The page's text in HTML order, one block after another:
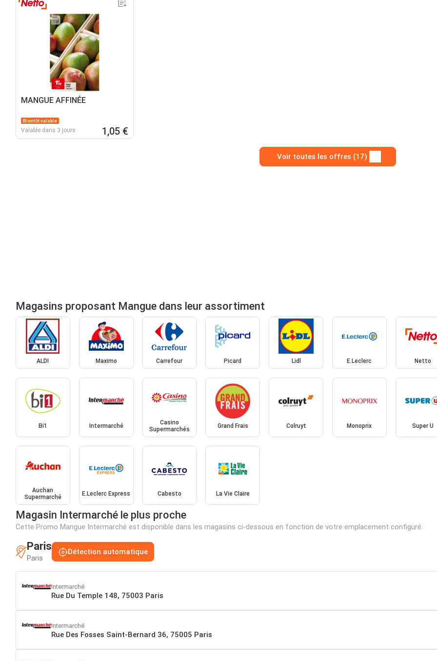
MANGUE AFFINÉE
Bientôt valable
Valable dans 3 jours 1,05 €
Voir toutes les offres (17)
Magasins proposant Mangue dans leur assortiment
ALDI Maximo Carrefour Picard Lidl E.Leclerc Netto
Bi1 Intermarché
Casino
Supermarchés
Grand Frais Colruyt Monoprix Super U
Auchan
Supermarché
E.Leclerc Express Cabesto La Vie Claire
Magasin Intermarché le plus proche
Cette Promo Mangue Intermarché est disponible dans les magasins ci-dessous en fonction de votre emplacement configuré:
Paris
Paris
Détection automatique
Intermarché
Rue Du Temple 148, 75003 Paris
Intermarché
Rue Des Fosses Saint-Bernard 36, 75005 Paris